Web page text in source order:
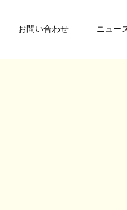
お問い合わせ ニュー